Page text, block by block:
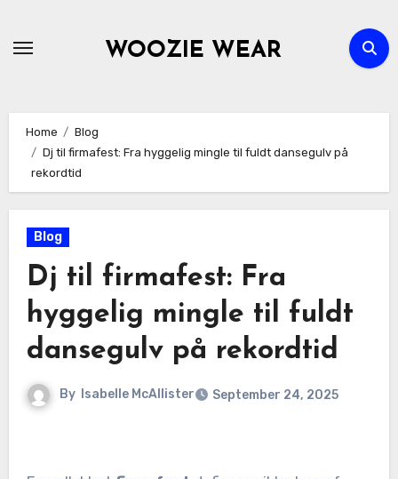
WOOZIE WEAR
Home
Blog
Dj til firmafest: Fra hyggelig mingle til fuldt dansegulv på
rekordtid
Blog
Dj til firmafest: Fra
hyggelig mingle til fuldt
dansegulv på rekordtid
By Isabelle McAllister September 24, 2025